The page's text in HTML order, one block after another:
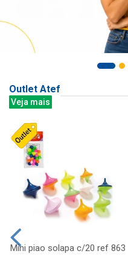
Outlet Atef
Veja mais
Mini piao solapa c/20 ref 863